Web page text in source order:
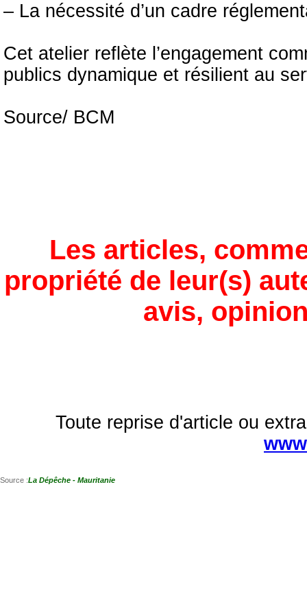
– La nécessité d’un cadre
Cet atelier reflète l’engagement
publics dynamique et résilient au
Source/ BCM
Les articles,
propriété de leur(s)
avis,
Toute reprise d'article ou
Source :La Dépêche - Mauritanie